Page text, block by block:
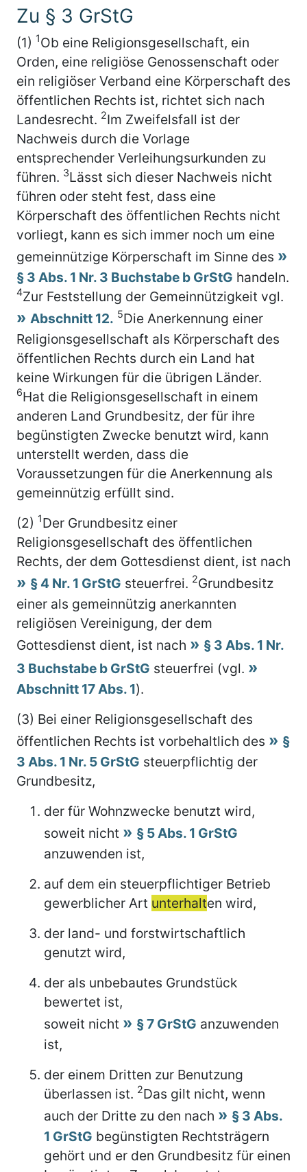
Zu § 3 GrStG
(1) 1Ob eine Religionsgesellschaft, ein
Orden, eine religiöse Genossenschaft oder
ein religiöser Verband eine Körperschaft des
öffentlichen Rechts ist, richtet sich nach
Landesrecht. 2Im Zweifelsfall ist der
Nachweis durch die Vorlage
entsprechender Verleihungsurkunden zu
führen. 3Lässt sich dieser Nachweis nicht
führen oder steht fest, dass eine
Körperschaft des öffentlichen Rechts nicht
vorliegt, kann es sich immer noch um eine
gemeinnützige Körperschaft im Sinne des
§ 3 Abs. 1 Nr. 3 Buchstabe b GrStG handeln.
4Zur Feststellung der Gemeinnützigkeit vgl.
Abschnitt 12. 5Die Anerkennung einer
Religionsgesellschaft als Körperschaft des
öffentlichen Rechts durch ein Land hat
keine Wirkungen für die übrigen Länder.
6Hat die Religionsgesellschaft in einem
anderen Land Grundbesitz, der für ihre
begünstigten Zwecke benutzt wird, kann
unterstellt werden, dass die
Voraussetzungen für die Anerkennung als
gemeinnützig erfüllt sind.
(2) 1Der Grundbesitz einer
Religionsgesellschaft des öffentlichen
Rechts, der dem Gottesdienst dient, ist nach
§ 4 Nr. 1 GrStG steuerfrei. 2Grundbesitz
einer als gemeinnützig anerkannten
religiösen Vereinigung, der dem
Gottesdienst dient, ist nach
§ 3 Abs. 1 Nr.
3 Buchstabe b GrStG steuerfrei (vgl.
Abschnitt 17 Abs. 1).
(3) Bei einer Religionsgesellschaft des
öffentlichen Rechts ist vorbehaltlich des
§
3 Abs. 1 Nr. 5 GrStG steuerpflichtig der
Grundbesitz,
der für Wohnzwecke benutzt wird,
soweit nicht
§ 5 Abs. 1 GrStG
anzuwenden ist,
auf dem ein steuerpflichtiger Betrieb
gewerblicher Art unterhalten wird,
der land- und forstwirtschaftlich
genutzt wird,
der als unbebautes Grundstück
bewertet ist,
soweit nicht
§ 7 GrStG anzuwenden
ist,
der einem Dritten zur Benutzung
überlassen ist. 2Das gilt nicht, wenn
auch der Dritte zu den nach
§ 3 Abs.
1 GrStG begünstigten Rechtsträgern
gehört und er den Grundbesitz für einen